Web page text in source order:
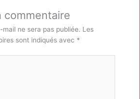
commentaire
ne sera pas publiée. Les
sont indiqués avec *